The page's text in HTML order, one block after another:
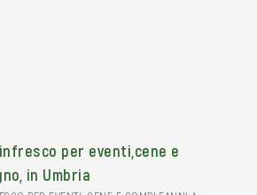
per eventi,cene e
in Umbria